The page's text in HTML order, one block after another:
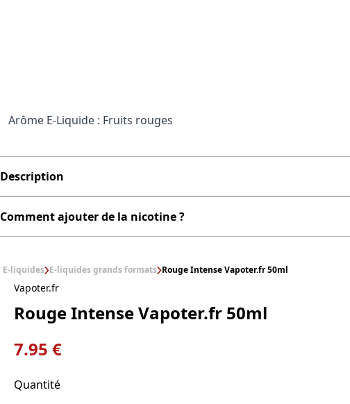
Arôme E-Liquide : Fruits rouges
Description
Comment ajouter de la nicotine ?
E-liquides E-liquides grands formats Rouge Intense Vapoter.fr 50ml
Vapoter.fr
Rouge Intense Vapoter.fr 50ml
7.95 €
Quantité